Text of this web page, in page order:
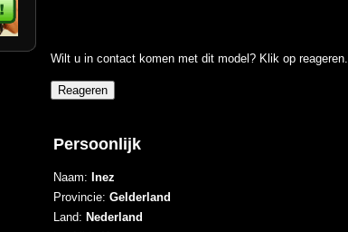
Wilt u in contact komen met dit model? Klik op reageren.
Persoonlijk
Naam: Inez
Provincie: Gelderland
Land: Nederland